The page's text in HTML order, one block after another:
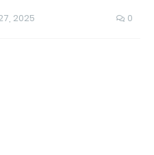
2025 0